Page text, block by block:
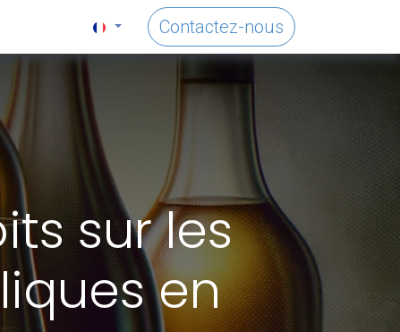
Contactez-nous
sur les
en